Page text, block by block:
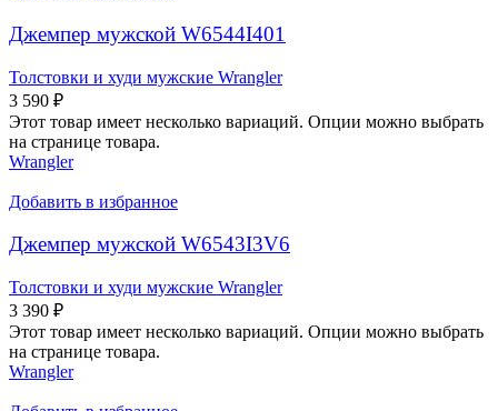
Джемпер мужской W6544I401
Толстовки и худи мужские Wrangler
3 590 ₽
Этот товар имеет несколько вариаций. Опции можно выбрать
на странице товара.
Wrangler
Добавить в избранное
Джемпер мужской W6543I3V6
Толстовки и худи мужские Wrangler
3 390 ₽
Этот товар имеет несколько вариаций. Опции можно выбрать
на странице товара.
Wrangler